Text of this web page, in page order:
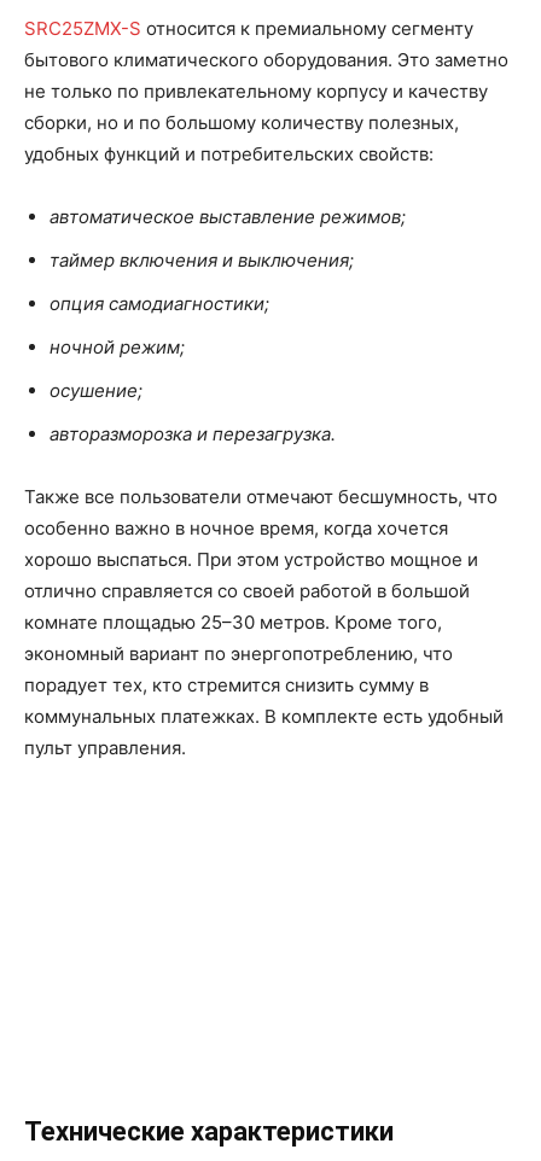
SRC25ZMX-S относится к премиальному сегменту
бытового климатического оборудования. Это заметно
не только по привлекательному корпусу и качеству
сборки, но и по большому количеству полезных,
удобных функций и потребительских свойств:
автоматическое выставление режимов;
таймер включения и выключения;
опция самодиагностики;
ночной режим;
осушение;
авторазморозка и перезагрузка.
Также все пользователи отмечают бесшумность, что
особенно важно в ночное время, когда хочется
хорошо выспаться. При этом устройство мощное и
отлично справляется со своей работой в большой
комнате площадью 25–30 метров. Кроме того,
экономный вариант по энергопотреблению, что
порадует тех, кто стремится снизить сумму в
коммунальных платежках. В комплекте есть удобный
пульт управления.
Технические характеристики